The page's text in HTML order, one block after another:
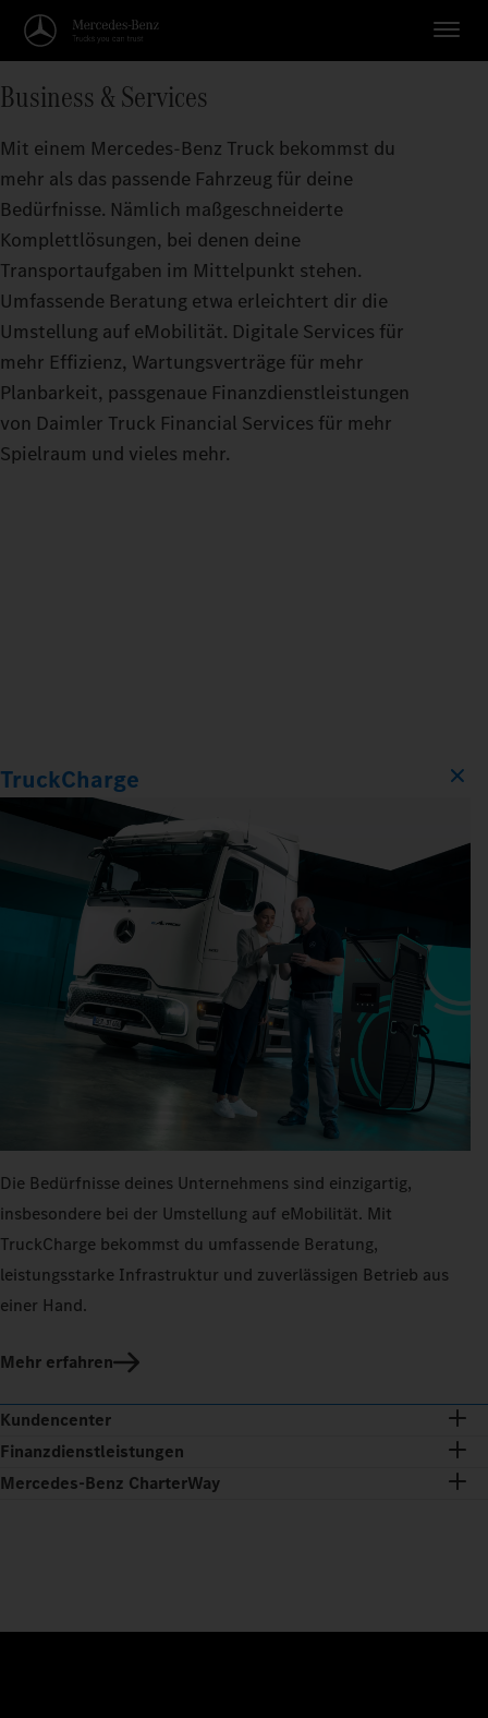
Business & Services
Mit einem Mercedes-Benz Truck bekommst du
mehr als das passende Fahrzeug für deine
Bedürfnisse. Nämlich maßgeschneiderte
Komplettlösungen, bei denen deine
Transportaufgaben im Mittelpunkt stehen.
Umfassende Beratung etwa erleichtert dir die
Umstellung auf eMobilität. Digitale Services für
mehr Effizienz, Wartungsverträge für mehr
Planbarkeit, passgenaue Finanzdienstleistungen
von Daimler Truck Financial Services für mehr
Spielraum und vieles mehr.
TruckCharge
Die Bedürfnisse deines Unternehmens sind einzigartig,
insbesondere bei der Umstellung auf eMobilität. Mit
TruckCharge bekommst du umfassende Beratung,
leistungsstarke Infrastruktur und zuverlässigen Betrieb aus
einer Hand.
Mehr erfahren
Kundencenter
Finanzdienstleistungen
Mercedes-Benz CharterWay